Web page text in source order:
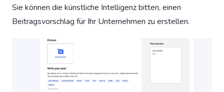
Sie können die künstliche Intelligenz bitten, einen
Beitragsvorschlag für Ihr Unternehmen zu erstellen.